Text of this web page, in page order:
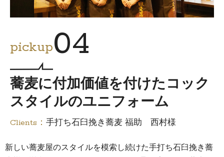
pickup04
蕎麦に付加価値を付けたコック
スタイルのユニフォーム
Clients： 手打ち石臼挽き蕎麦 福助 西村様
新しい蕎麦屋のスタイルを模索し続けた手打ち石臼挽き蕎